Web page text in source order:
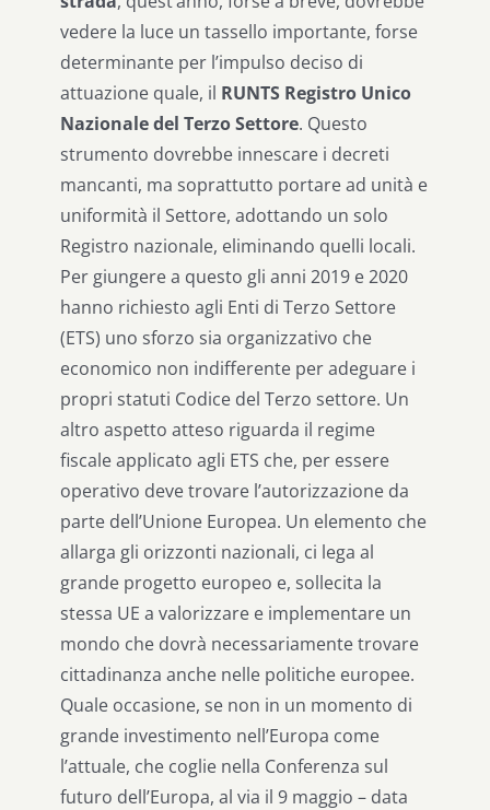
vedere la luce un tassello importante, forse
determinante per l’impulso deciso di
attuazione quale, il RUNTS Registro Unico
Nazionale del Terzo Settore. Questo
strumento dovrebbe innescare i decreti
mancanti, ma soprattutto portare ad unità e
uniformità il Settore, adottando un solo
Registro nazionale, eliminando quelli locali.
Per giungere a questo gli anni 2019 e 2020
hanno richiesto agli Enti di Terzo Settore
(ETS) uno sforzo sia organizzativo che
economico non indifferente per adeguare i
propri statuti Codice del Terzo settore. Un
altro aspetto atteso riguarda il regime
fiscale applicato agli ETS che, per essere
operativo deve trovare l’autorizzazione da
parte dell’Unione Europea. Un elemento che
allarga gli orizzonti nazionali, ci lega al
grande progetto europeo e, sollecita la
stessa UE a valorizzare e implementare un
mondo che dovrà necessariamente trovare
cittadinanza anche nelle politiche europee.
Quale occasione, se non in un momento di
grande investimento nell’Europa come
l’attuale, che coglie nella Conferenza sul
futuro dell’Europa, al via il 9 maggio – data